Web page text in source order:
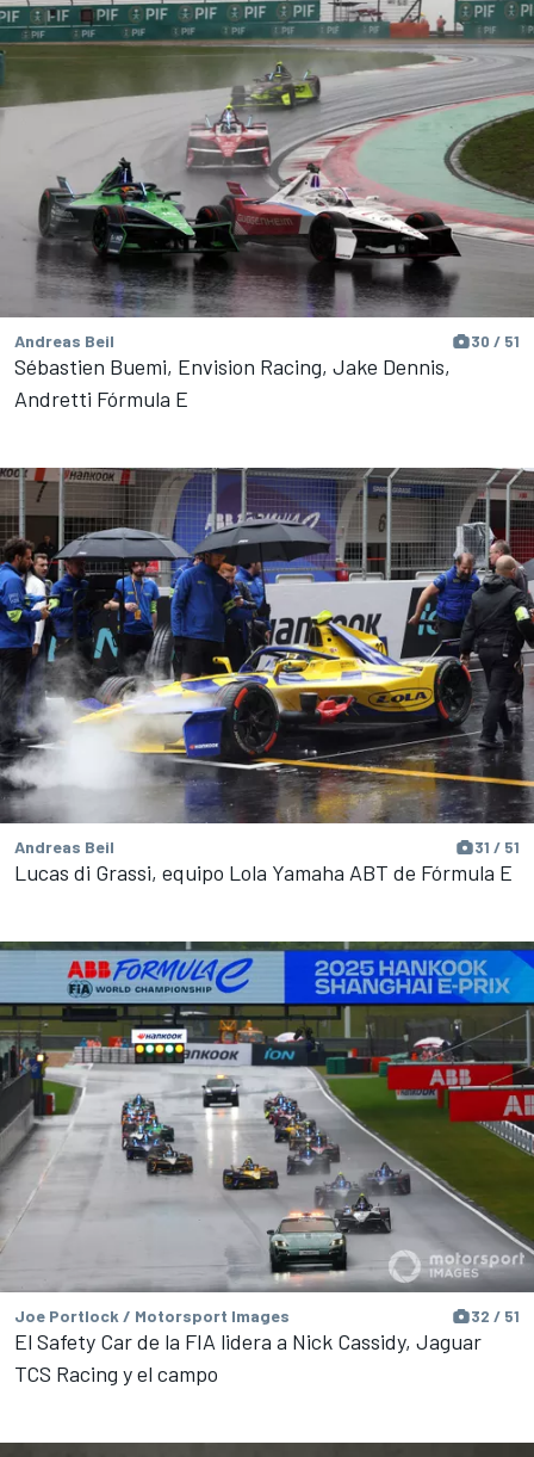
Andreas Beil 30 / 51
Sébastien Buemi, Envision Racing, Jake Dennis,
Andretti Fórmula E
Andreas Beil 31 / 51
Lucas di Grassi, equipo Lola Yamaha ABT de Fórmula E
Joe Portlock / Motorsport Images 32 / 51
El Safety Car de la FIA lidera a Nick Cassidy, Jaguar
TCS Racing y el campo